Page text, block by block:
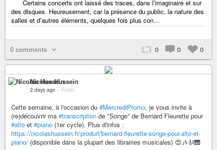
Certains concerts ont laissé des traces, dans l’imaginaire et sur
des disques. Heureusement, car la présence du public, la nature des
salles et d’autres éléments, quelques fois plus con…
0 comments 0 0 0
Nicolas Hussein
2 days ago – Public
Cette semaine, à l'occasion du #MercrediPromo, je vous invite à
(re)découvrir ma #transcription de "Songe" de Bernard Fleurette pour
#alto et #piano (1er cycle). Plus d'infos :
https://nicolashussein.fr/produit/bernard-fleurette-songe-pour-alto-et-
piano/ (disponible dans la plupart des librairies musicales) 😍🎶🎻🎹